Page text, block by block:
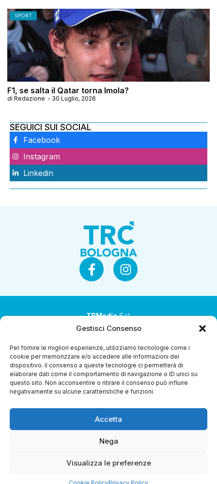
Gestisci Consenso
Per fornire le migliori esperienze, utilizziamo tecnologie come i
cookie per memorizzare e/o accedere alle informazioni del
dispositivo. Il consenso a queste tecnologie ci permetterà di
elaborare dati come il comportamento di navigazione o ID unici su
questo sito. Non acconsentire o ritirare il consenso può influire
negativamente su alcune caratteristiche e funzioni.
Accetta
Nega
Visualizza le preferenze
SPORT
F1, se salta il Qatar torna Imola?
di Redazione - 30 Luglio, 2026
SEGUICI SUI SOCIAL
Facebook
Instagram
Linkedin
TRMediaS.r.l.
Società a socio unico
Società sottoposta ad attività di direzione e
coordinamento da parte di Coop Alleanza 3.0 Soc. Coop.
Sede legale: via Ragazzi del ’99 nr. 51 42124 Reggio Emilia
(RE)
Capitale sociale € 1.040.000 i.v.
Diretta Streaming